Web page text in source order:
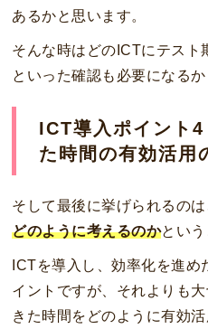
あるかと思います。
そんな時はどのICTにテスト
といった確認も必要になるか
ICT導入ポイント
た時間の有効活用
そして最後に挙げられるの
どのように考えるのかという
ICTを導入し、効率化を進
イントですが、それよりも
きた時間をどのように有効